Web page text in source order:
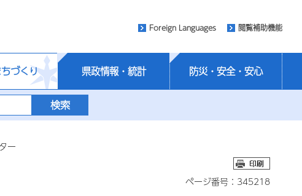
Foreign Languages 閲覧補助機能
づくり 県政情報・統計 防災・安全・安心
ー
ページ番号：345218